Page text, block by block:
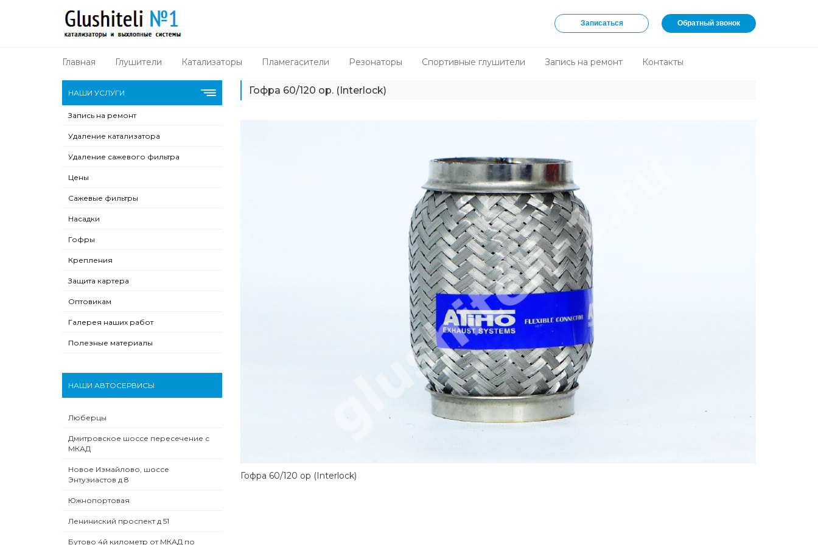
Записаться Обратный звонок
Главная Глушители Катализаторы Пламегасители Резонаторы Спортивные глушители Запись на ремонт Контакты
НАШИ УСЛУГИ
Запись на ремонт
Удаление катализатора
Удаление сажевого фильтра
Цены
Сажевые фильтры
Насадки
Гофры
Крепления
Защита картера
Оптовикам
Галерея наших работ
Полезные материалы
НАШИ АВТОСЕРВИСЫ
Люберцы
Дмитровское шоссе пересечение с
МКАД
Новое Измайлово, шоссе
Энтузиастов д 8
Южнопортовая
Лениниский проспект д 51
Бутово 4й километр от МКАД по
Гофра 60/120 ор. (Interlock)
Гофра 60/120 ор (Interlock)